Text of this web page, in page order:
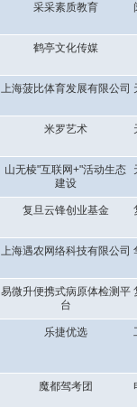
采采素质教育
鹤亭文化传媒
上海菠比体育发展有限公司
米罗艺术
山无棱"互联网+"活动生态
建设
复旦云锋创业基金
上海遇农网络科技有限公司
易微升便携式病原体检测平
台
乐捷优选
魔都驾考团